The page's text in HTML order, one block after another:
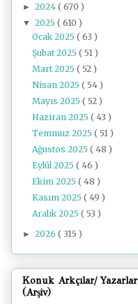
► 2024 ( 670 )
▼ 2025 ( 610 )
Ocak 2025( 63 )
Şubat 2025( 51 )
Mart 2025( 52 )
Nisan 2025( 54 )
Mayıs 2025( 52 )
Haziran 2025( 43 )
Temmuz 2025( 51 )
Ağustos 2025( 48 )
Eylül 2025( 46 )
Ekim 2025( 48 )
Kasım 2025( 49 )
Aralık 2025( 53 )
► 2026 ( 315 )
Konuk Arkçılar/ Yazarlar
(Arşiv)